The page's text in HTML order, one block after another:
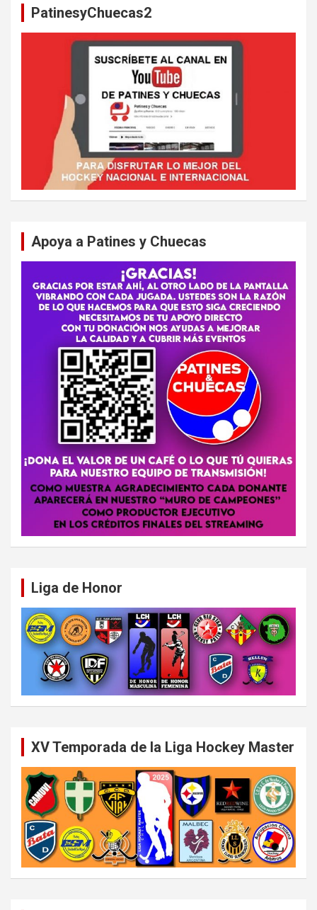
PatinesyChuecas2
Apoya a Patines y Chuecas
Liga de Honor
XV Temporada de la Liga Hockey Master